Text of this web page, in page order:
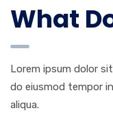
What
Lorem ipsum dolor
do eiusmod tempor
aliqua.